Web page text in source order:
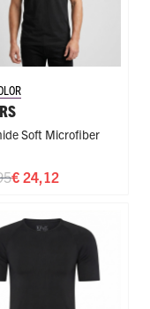
Soft Microfiber
€ 24,12